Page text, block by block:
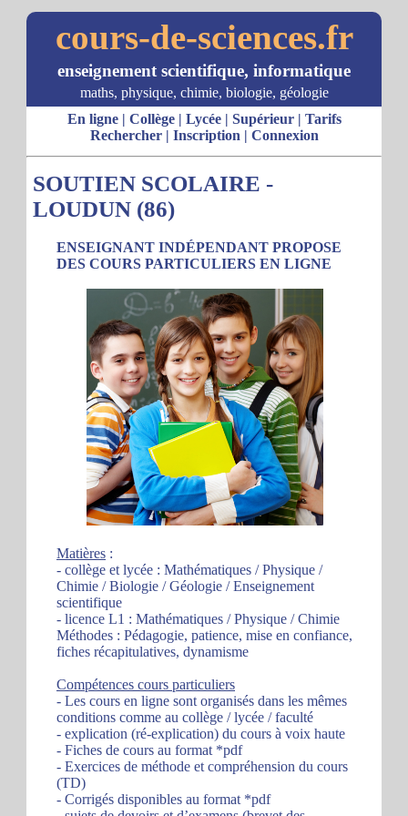
cours-de-sciences.fr
enseignement scientifique, informatique
maths, physique, chimie, biologie, géologie
En ligne| Collège| Lycée| Supérieur| Tarifs
Rechercher| Inscription | Connexion
SOUTIEN SCOLAIRE -
LOUDUN (86)
ENSEIGNANT INDÉPENDANT PROPOSE
DES COURS PARTICULIERS EN LIGNE
Matières :
- collège et lycée : Mathématiques / Physique /
Chimie / Biologie / Géologie / Enseignement
scientifique
- licence L1 : Mathématiques / Physique / Chimie
Méthodes : Pédagogie, patience, mise en confiance,
fiches récapitulatives, dynamisme
Compétences cours particuliers
- Les cours en ligne sont organisés dans les mêmes
conditions comme au collège / lycée / faculté
- explication (ré-explication) du cours à voix haute
- Fiches de cours au format *pdf
- Exercices de méthode et compréhension du cours
(TD)
- Corrigés disponibles au format *pdf